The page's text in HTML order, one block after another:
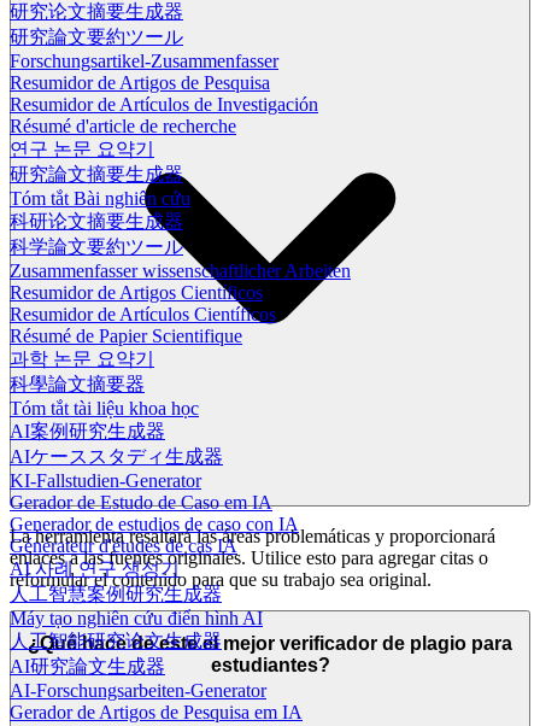
研究论文摘要生成器
研究論文要約ツール
Forschungsartikel-Zusammenfasser
Resumidor de Artigos de Pesquisa
Resumidor de Artículos de Investigación
Résumé d'article de recherche
연구 논문 요약기
研究論文摘要生成器
Tóm tắt Bài nghiên cứu
科研论文摘要生成器
科学論文要約ツール
Zusammenfasser wissenschaftlicher Arbeiten
Resumidor de Artigos Científicos
Resumidor de Artículos Científicos
Résumé de Papier Scientifique
과학 논문 요약기
科學論文摘要器
Tóm tắt tài liệu khoa học
AI案例研究生成器
AIケーススタディ生成器
KI-Fallstudien-Generator
Gerador de Estudo de Caso em IA
Generador de estudios de caso con IA
Générateur d'études de cas IA
AI 사례 연구 생성기
人工智慧案例研究生成器
Máy tạo nghiên cứu điển hình AI
人工智能研究论文生成器
AI研究論文生成器
AI-Forschungsarbeiten-Generator
Gerador de Artigos de Pesquisa em IA
La herramienta resaltará las áreas problemáticas y proporcionará
enlaces a las fuentes originales. Utilice esto para agregar citas o
reformular el contenido para que su trabajo sea original.
¿Qué hace de este el mejor verificador de plagio para
estudiantes?